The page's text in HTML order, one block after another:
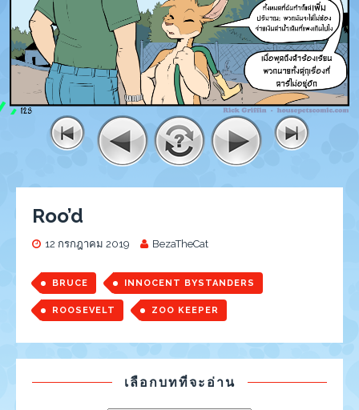
Roo’d
12 กรกฎาคม 2019 BezaTheCat
BRUCE INNOCENT BYSTANDERS
ROOSEVELT ZOO KEEPER
เลือกบทที่จะอ่าน